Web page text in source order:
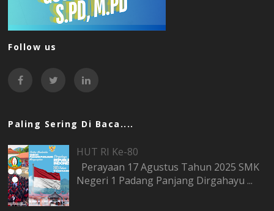
Follow us
Paling Sering Di Baca....
HUT RI Ke-80
Perayaan 17 Agustus Tahun 2025 SMK
Negeri 1 Padang Panjang Dirgahayu ...